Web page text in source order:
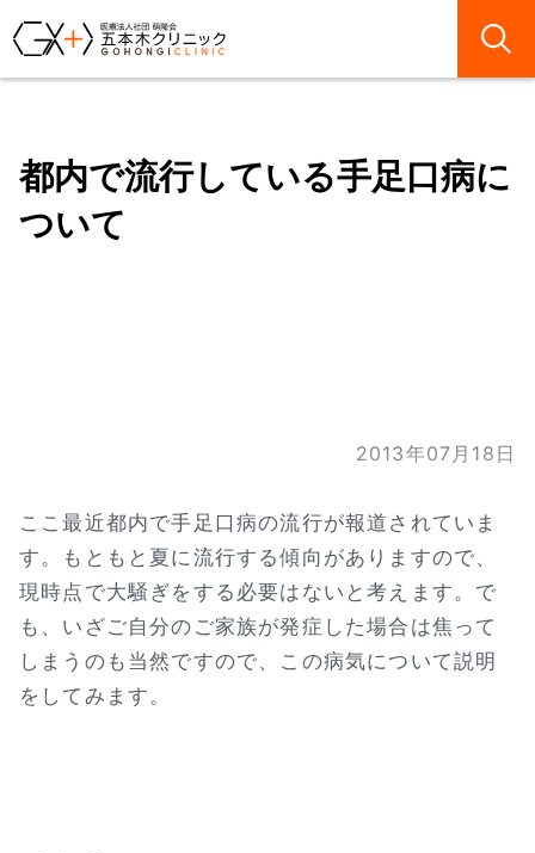
都内で流行している手足口病に
ついて
2013年07月18日
ここ最近都内で手足口病の流行が報道されていま
す。もともと夏に流行する傾向がありますので、
現時点で大騒ぎをする必要はないと考えます。で
も、いざご自分のご家族が発症した場合は焦って
しまうのも当然ですので、この病気について説明
をしてみます。